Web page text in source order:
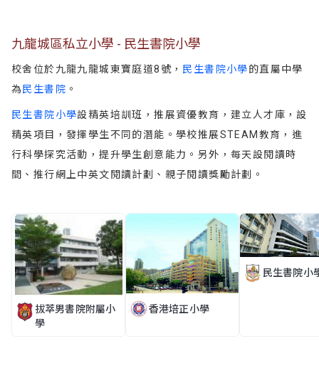
九龍城區私立小學 - 民生書院小學
校舍位於九龍九龍城東寶庭道8號， 民生書院小學的直屬中學
為民生書院 。
民生書院小學設精英培訓班，推展資優教育，建立人才庫，設
精英項目，發揮學生不同的潛能。學校推展STEAM教育，進
行科學探究活動，提升學生創意能力。另外，每天設閱讀時
間、推行網上中英文閱讀計劃、親子閱讀獎勵計劃。
拔萃男書院附屬小
學
香港培正小學
民生書院小